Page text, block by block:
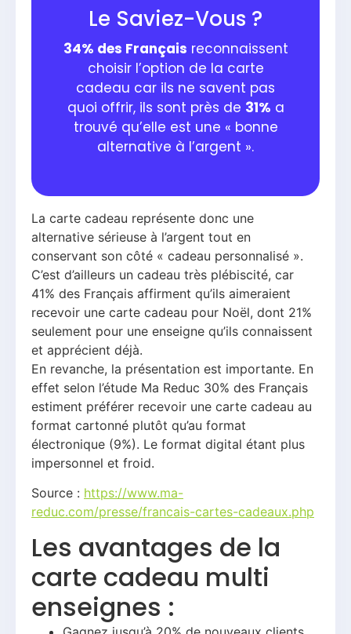
Le Saviez-Vous ?
34% des Français reconnaissent
choisir l’option de la carte
cadeau car ils ne savent pas
quoi offrir, ils sont près de 31% a
trouvé qu’elle est une « bonne
alternative à l’argent ».
La carte cadeau représente donc une
alternative sérieuse à l’argent tout en
conservant son côté « cadeau personnalisé ».
C’est d’ailleurs un cadeau très plébiscité, car
41% des Français affirment qu’ils aimeraient
recevoir une carte cadeau pour Noël, dont 21%
seulement pour une enseigne qu’ils connaissent
et apprécient déjà.
En revanche, la présentation est importante. En
effet selon l’étude Ma Reduc 30% des Français
estiment préférer recevoir une carte cadeau au
format cartonné plutôt qu’au format
électronique (9%). Le format digital étant plus
impersonnel et froid.
Source : https://www.ma-
reduc.com/presse/francais-cartes-cadeaux.php
Les avantages de la
carte cadeau multi
enseignes :